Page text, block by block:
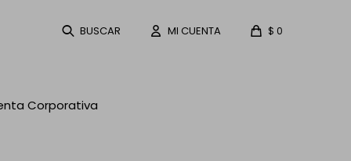
Corporativa
$ 0